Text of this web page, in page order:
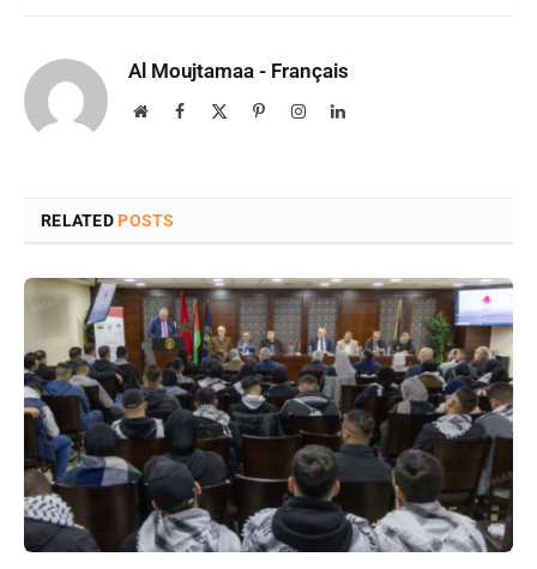
Al Moujtamaa - Français
WebsiteFacebook PinterestInstagramLinkedIn
RELATED POSTS